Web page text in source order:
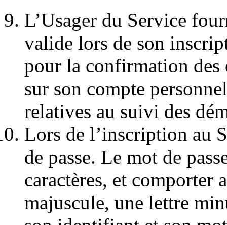
L’Usager du Service
valide lors de son
pour la confirmation des
sur son compte
relatives au suivi des
Lors de l’inscription au
de passe. Le mot de
caractères, et comporter
majuscule, une lettre